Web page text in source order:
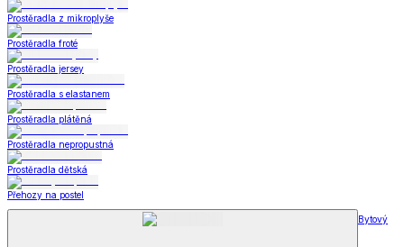
Prostěradla z mikroplyše
Prostěradla froté
Prostěradla jersey
Prostěradla s elastanem
Prostěradla plátěná
Prostěradla nepropustná
Prostěradla dětská
Přehozy na postel
Bytový